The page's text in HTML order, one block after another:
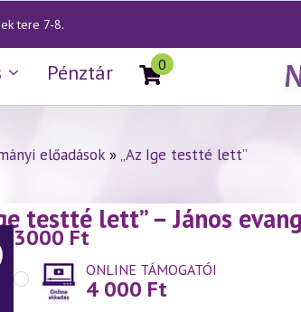
tere 7-8.
Pénztár 0
előadások»„Az Ige testté lett”
testté lett” – János
3000Ft
ONLINE TÁMOGATÓI
4 000 Ft